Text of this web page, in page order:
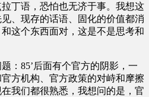
丁语，恐怕也无济于事。我想这
、现存的话语、固化的价值都消
这个东西面对，这是不是思考和
85’后面有个官方的阴影，一
方机构、官方政策的对峙和摩擦
我们都很熟悉，我想问的是，官